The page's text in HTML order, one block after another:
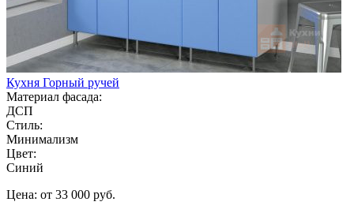
Кухня Горный ручей
Материал фасада:
ДСП
Стиль:
Минимализм
Цвет:
Синий
Цена: от 33 000 руб.